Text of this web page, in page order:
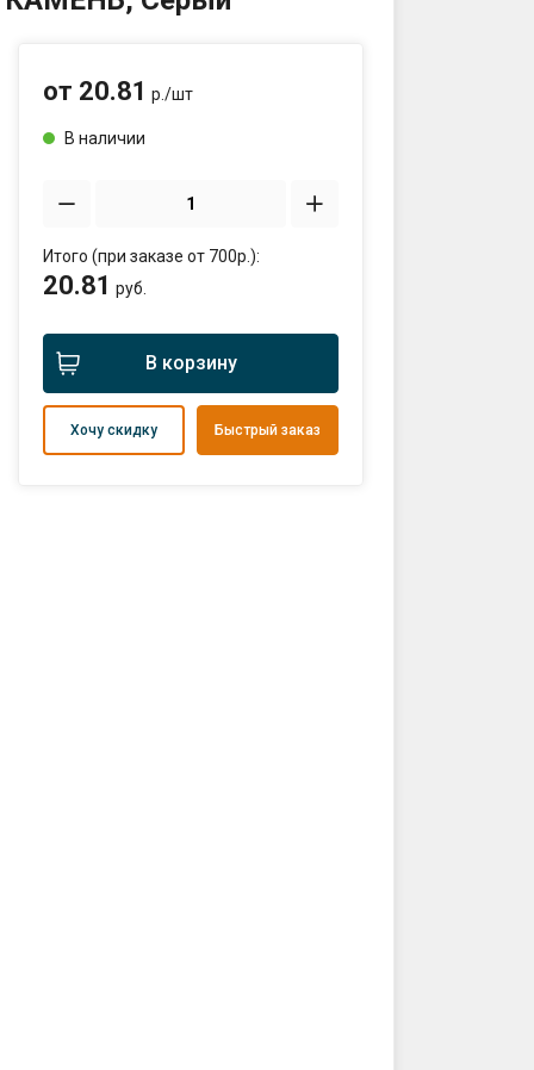
проезда к складу:
sales@profkomplekt.by
от 20.81 р./шт
В наличии
Итого (при заказе от 700р.):
20.81 руб.
В корзину
Хочу скидку Быстрый заказ